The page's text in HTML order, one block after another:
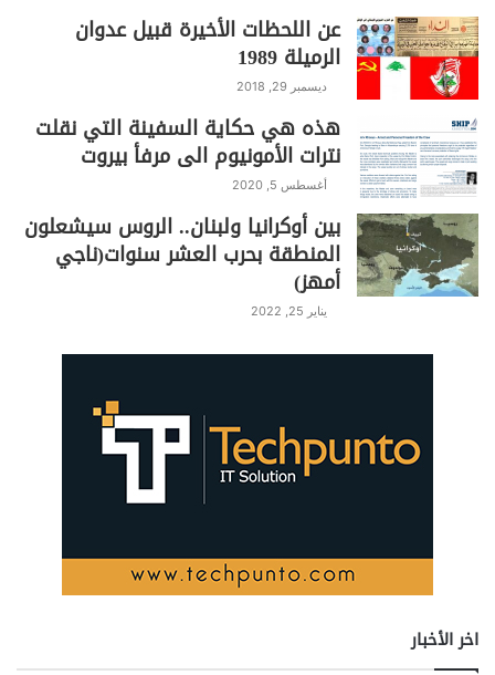
عن اللحظات الأخيرة قبيل عدوان
الرميلة 1989
ديسمبر 29, 2018
هذه هي حكاية السفينة التي نقلت
نترات الأمونيوم الى مرفأ بيروت
أغسطس 5, 2020
بين أوكرانيا ولبنان.. الروس سيشعلون
المنطقة بحرب العشر سنوات(ناجي
أمهز)
يناير 25, 2022
اخر الأخبار